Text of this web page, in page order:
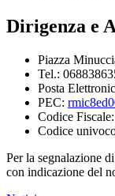
Dirigenza e
Piazza
Tel.:
Posta
PEC:
Codice
Codice
Per la segnalazione
con indicazione del